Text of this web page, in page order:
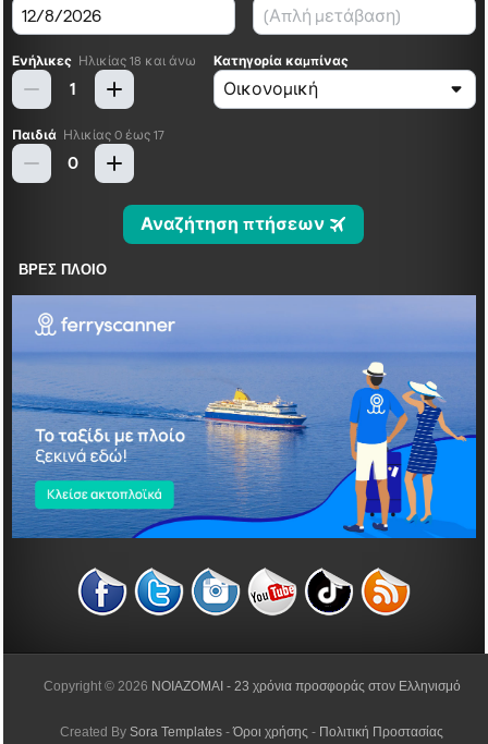
ΒΡΕΣ ΠΛΟΙΟ
Copyright © 2026 NOIAZOMAI - 23 χρόνια προσφοράς στον Ελληνισμό
Created BySora Templates -Όροι χρήσης - Πολιτική Προστασίας